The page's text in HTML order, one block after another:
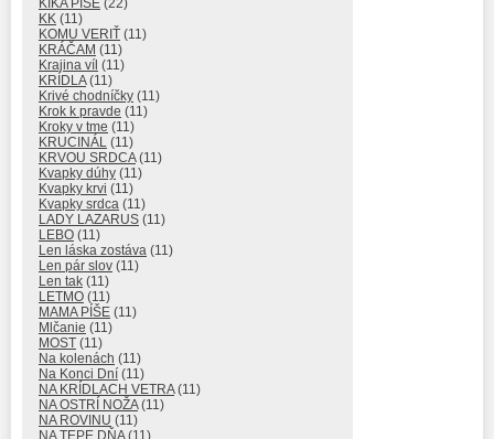
KIKA PÍŠE (22)
KK (11)
KOMU VERIŤ (11)
KRÁČAM (11)
Krajina víl (11)
KRÍDLA(11)
Krivé chodníčky (11)
Krok k pravde (11)
Kroky v tme (11)
KRUCINÁL (11)
KRVOU SRDCA(11)
Kvapky dúhy (11)
Kvapky krvi (11)
Kvapky srdca (11)
LADY LAZARUS (11)
LEBO (11)
Len láska zostáva (11)
Len pár slov (11)
Len tak (11)
LETMO (11)
MAMA PÍŠE (11)
Mlčanie (11)
MOST (11)
Na kolenách (11)
Na Konci Dní (11)
NA KRÍDLACH VETRA(11)
NA OSTRÍ NOŽA(11)
NA ROVINU (11)